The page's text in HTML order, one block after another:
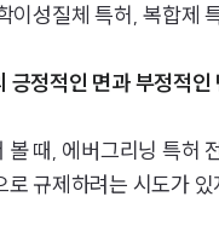
이성질체 특허, 복합제
정적인 면과 부정적인
때, 에버그리닝 특허
규제하려는 시도가